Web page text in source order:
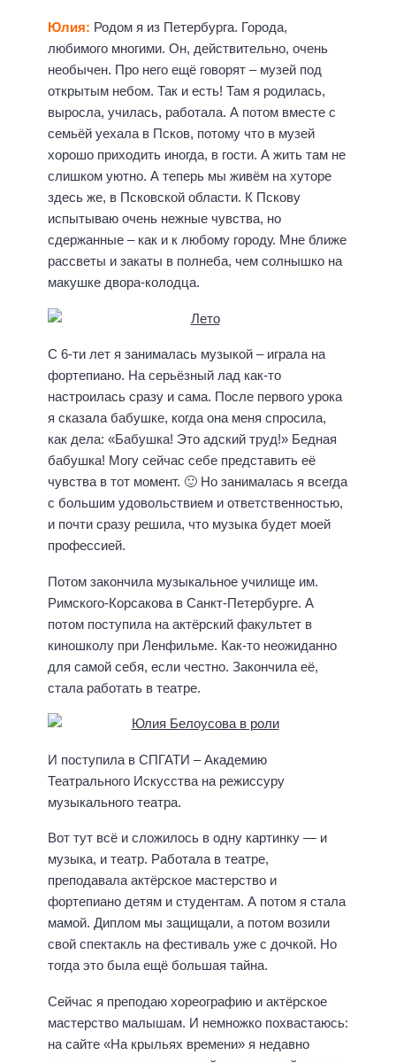
Юлия: Родом я из Петербурга. Города,
любимого многими. Он, действительно, очень
необычен. Про него ещё говорят – музей под
открытым небом. Так и есть! Там я родилась,
выросла, училась, работала. А потом вместе с
семьёй уехала в Псков, потому что в музей
хорошо приходить иногда, в гости. А жить там не
слишком уютно. А теперь мы живём на хуторе
здесь же, в Псковской области. К Пскову
испытываю очень нежные чувства, но
сдержанные – как и к любому городу. Мне ближе
рассветы и закаты в полнеба, чем солнышко на
макушке двора-колодца.
С 6-ти лет я занималась музыкой – играла на
фортепиано. На серьёзный лад как-то
настроилась сразу и сама. После первого урока
я сказала бабушке, когда она меня спросила,
как дела: «Бабушка! Это адский труд!» Бедная
бабушка! Могу сейчас себе представить её
чувства в тот момент. 🙂 Но занималась я всегда
с большим удовольствием и ответственностью,
и почти сразу решила, что музыка будет моей
профессией.
Потом закончила музыкальное училище им.
Римского-Корсакова в Санкт-Петербурге. А
потом поступила на актёрский факультет в
киношколу при Ленфильме. Как-то неожиданно
для самой себя, если честно. Закончила её,
стала работать в театре.
И поступила в СПГАТИ – Академию
Театрального Искусства на режиссуру
музыкального театра.
Вот тут всё и сложилось в одну картинку — и
музыка, и театр. Работала в театре,
преподавала актёрское мастерство и
фортепиано детям и студентам. А потом я стала
мамой. Диплом мы защищали, а потом возили
свой спектакль на фестиваль уже с дочкой. Но
тогда это была ещё большая тайна.
Сейчас я преподаю хореографию и актёрское
мастерство малышам. И немножко похвастаюсь:
на сайте «На крыльях времени» я недавно